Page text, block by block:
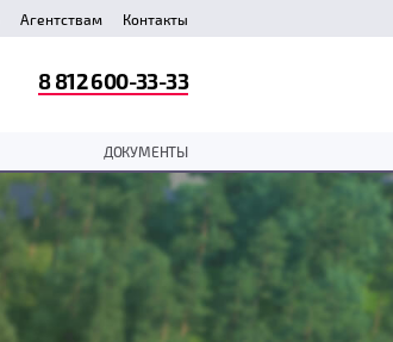
Агентствам Контакты
ДОКУМЕНТЫ
8 812 600-33-33